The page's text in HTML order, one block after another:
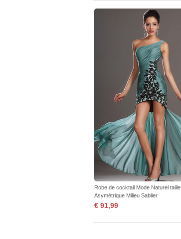
Robe de cocktail Mode Naturel taille
Asymétrique Milieu Sablier
€ 91,99